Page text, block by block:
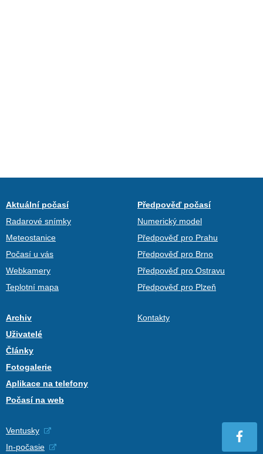
Aktuální počasí
Radarové snímky
Meteostanice
Počasí u vás
Webkamery
Teplotní mapa
Předpověď počasí
Numerický model
Předpověď pro Prahu
Předpověď pro Brno
Předpověď pro Ostravu
Předpověď pro Plzeň
Archiv
Uživatelé
Články
Fotogalerie
Aplikace na telefony
Počasí na web
Kontakty
Ventusky
In-počasie